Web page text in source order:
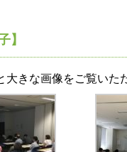
】
大きな画像をご覧いた